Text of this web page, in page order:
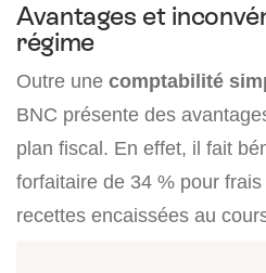
Avantages et
régime
Outre une comptabilité
BNC présente des
plan fiscal. En effet, il fait
forfaitaire de 34 % pour
recettes encaissées au